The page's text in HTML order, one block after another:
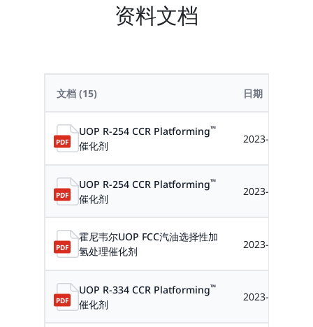
资料文档
文档 (15) 日期
UOP R-254 CCR Platforming™
催化剂
2023-12-11
UOP R-254 CCR Platforming™
催化剂
2023-12-11
霍尼韦尔UOP FCC汽油选择性加
氢处理催化剂
2023-04-12
UOP R-334 CCR Platforming™
催化剂
2023-12-11